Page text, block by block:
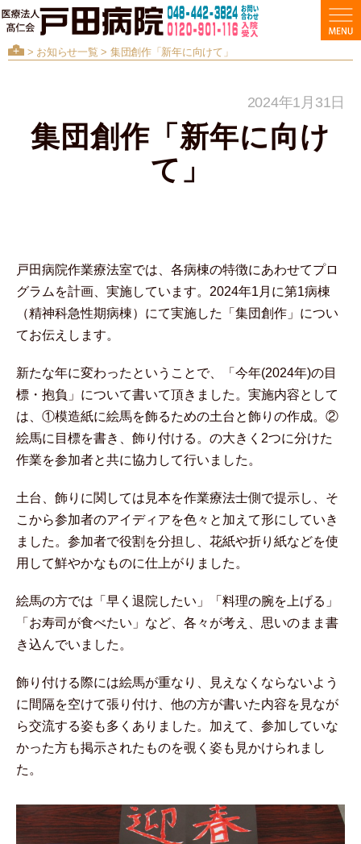
> お知らせ一覧 > 集団創作「新年に向けて」
2024年1月31日
集団創作「新年に向け
て」
戸田病院作業療法室では、各病棟の特徴にあわせてプロ
グラムを計画、実施しています。2024年1月に第1病棟
（精神科急性期病棟）にて実施した「集団創作」につい
てお伝えします。
新たな年に変わったということで、「今年(2024年)の目
標・抱負」について書いて頂きました。実施内容として
は、①模造紙に絵馬を飾るための土台と飾りの作成。②
絵馬に目標を書き、飾り付ける。の大きく2つに分けた
作業を参加者と共に協力して行いました。
土台、飾りに関しては見本を作業療法士側で提示し、そ
こから参加者のアイディアを色々と加えて形にしていき
ました。参加者で役割を分担し、花紙や折り紙などを使
用して鮮やかなものに仕上がりました。
絵馬の方では「早く退院したい」「料理の腕を上げる」
「お寿司が食べたい」など、各々が考え、思いのまま書
き込んでいました。
飾り付ける際には絵馬が重なり、見えなくならないよう
に間隔を空けて張り付け、他の方が書いた内容を見なが
ら交流する姿も多くありました。加えて、参加していな
かった方も掲示されたものを覗く姿も見かけられまし
た。